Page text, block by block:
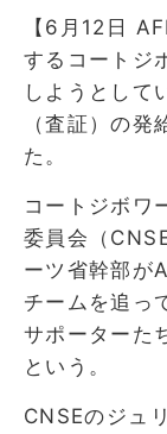
【6月12日
するコートジ
しようとして
（査証）の
た。
コートジボワ
委員会（
ーツ省幹部が
チームを追っ
サポーターた
という。
CNSEのジュ